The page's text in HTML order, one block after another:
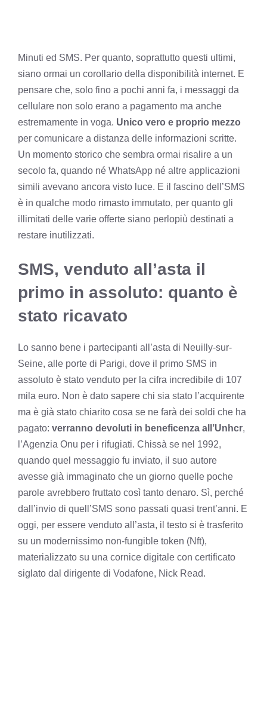
Minuti ed SMS. Per quanto, soprattutto questi ultimi,
siano ormai un corollario della disponibilità internet. E
pensare che, solo fino a pochi anni fa, i messaggi da
cellulare non solo erano a pagamento ma anche
estremamente in voga. Unico vero e proprio mezzo
per comunicare a distanza delle informazioni scritte.
Un momento storico che sembra ormai risalire a un
secolo fa, quando né WhatsApp né altre applicazioni
simili avevano ancora visto luce. E il fascino dell’SMS
è in qualche modo rimasto immutato, per quanto gli
illimitati delle varie offerte siano perlopiù destinati a
restare inutilizzati.
SMS, venduto all’asta il
primo in assoluto: quanto è
stato ricavato
Lo sanno bene i partecipanti all’asta di Neuilly-sur-
Seine, alle porte di Parigi, dove il primo SMS in
assoluto è stato venduto per la cifra incredibile di 107
mila euro. Non è dato sapere chi sia stato l’acquirente
ma è già stato chiarito cosa se ne farà dei soldi che ha
pagato: verranno devoluti in beneficenza all’Unhcr,
l’Agenzia Onu per i rifugiati. Chissà se nel 1992,
quando quel messaggio fu inviato, il suo autore
avesse già immaginato che un giorno quelle poche
parole avrebbero fruttato così tanto denaro. Sì, perché
dall’invio di quell’SMS sono passati quasi trent’anni. E
oggi, per essere venduto all’asta, il testo si è trasferito
su un modernissimo non-fungible token (Nft),
materializzato su una cornice digitale con certificato
siglato dal dirigente di Vodafone, Nick Read.